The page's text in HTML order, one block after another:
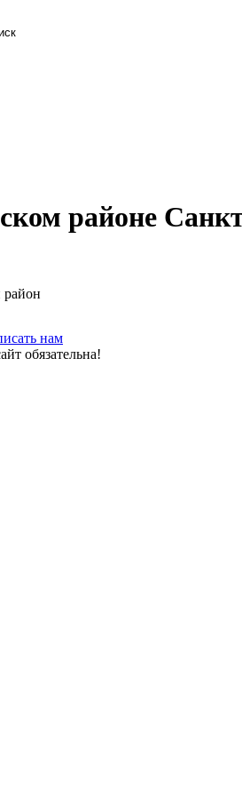
районе
район
нам
обязательна!